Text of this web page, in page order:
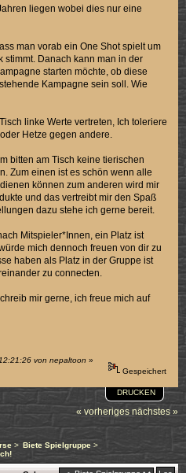
liegen wobei dies nur eine
man vorab ein One Shot spielt um
stimmt. Danach kann man in der
starten möchte, ob diese
Kampagne sein soll. Wie
linke Werte vertreten, Ich toleriere
Hetze gegen andere.
bitten am Tisch keine tierischen
Zum einen ist es schön wenn alle
können zum anderen wird mir
und das vertreibt mir den Spaß
dazu stehe ich gerne bereit.
Mitspieler*Innen, ein Platz ist
mich dennoch freuen von dir zu
haben als Platz in der Gruppe ist
zu connecten.
mir gerne, ich freue mich auf
von nepaltoon »
Gespeichert
DRUCKEN
« vorheriges nächstes »
> Biete Spielgruppe>